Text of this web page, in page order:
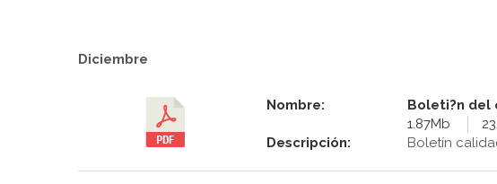
Diciembre
Nombre:
Boleti?n del
1.87Mb
Descripción:
Boletín